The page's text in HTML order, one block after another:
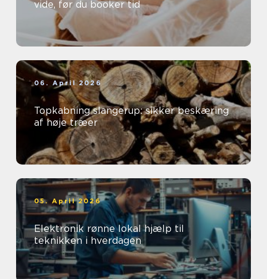
vide, før du booker tid
06. April 2026
Topkabning slangerup: sikker beskæring
af høje træer
05. April 2026
Elektronik rønne lokal hjælp til
teknikken i hverdagen